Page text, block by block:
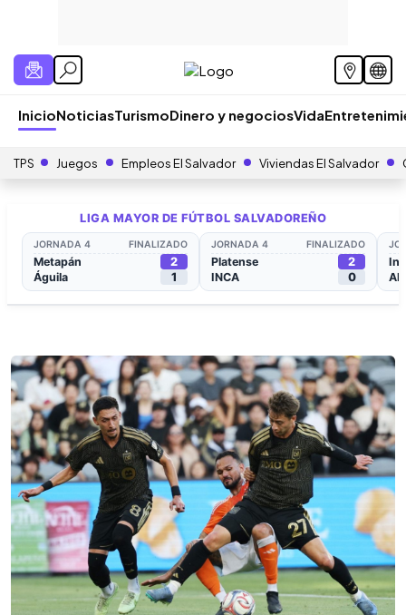
InicioNoticiasTurismoDinero y negociosVida
TPS Juegos Empleos El Salvador Viviendas El Salvador